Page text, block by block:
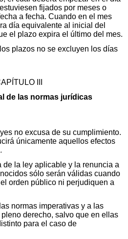
fijados por meses o
a fecha. Cuando en el mes
día equivalente al inicial del
el plazo expira el último del mes.
plazos no se excluyen los días
III
de las normas jurídicas
no excusa de su cumplimiento.
únicamente aquellos efectos
de la ley aplicable y la renuncia a
sólo serán válidas cuando
orden público ni perjudiquen a
normas imperativas y a las
derecho, salvo que en ellas
para el caso de